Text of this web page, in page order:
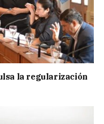
la regularización